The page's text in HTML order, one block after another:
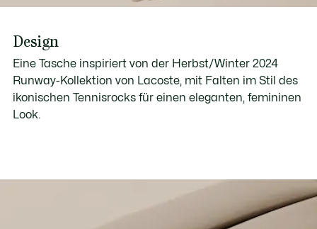
Design
Eine Tasche inspiriert von der Herbst/Winter 2024
Runway-Kollektion von Lacoste, mit Falten im Stil des
ikonischen Tennisrocks für einen eleganten, femininen
Look.